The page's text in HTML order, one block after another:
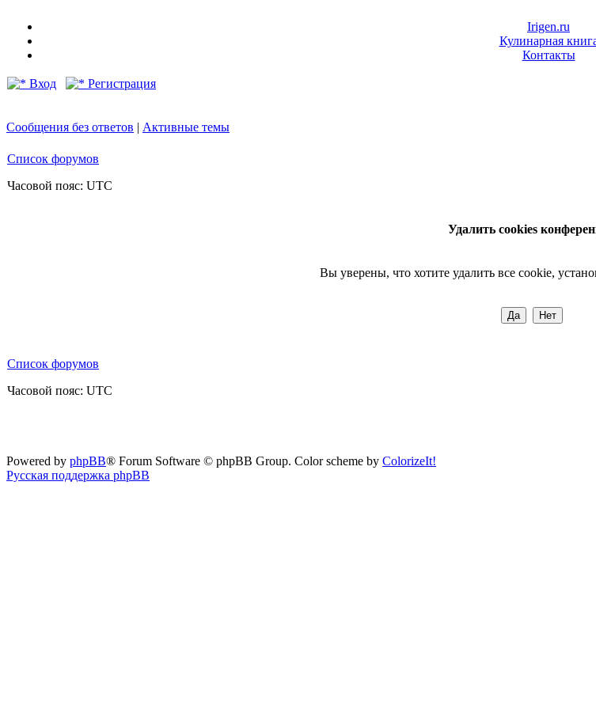
Irigen.ru
Кулинарная
Контакты
Вход Регистрация
Сообщения без ответов | Активные темы
Список форумов
Часовой пояс: UTC
Удалить cookies
Вы уверены, что хотите удалить все cookie,
Список форумов
Часовой пояс: UTC
Powered by phpBB® Forum Software © phpBB Group. Color scheme by ColorizeIt!
Русская поддержка phpBB